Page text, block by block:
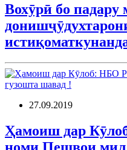
Вохӯрӣ бо падару
27.09.2019
Ҳамоиш дар
номи Пешвои